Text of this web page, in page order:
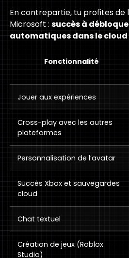
En contrepartie, tu profites de
Microsoft : succès à
automatiques dans le cloud
Fonctionnalité
Jouer aux expériences
Cross-play avec les autres
plateformes
Personnalisation de l’avatar
Succès Xbox et sauvegardes
cloud
Chat textuel
Création de jeux (Roblox
Studio)